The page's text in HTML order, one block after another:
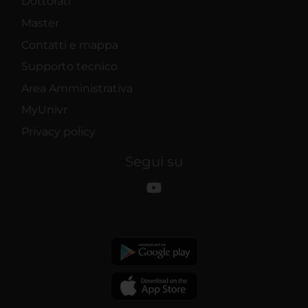
Master
Contatti e mappa
Supporto tecnico
Area Amministrativa
MyUnivr
Privacy policy
Segui su